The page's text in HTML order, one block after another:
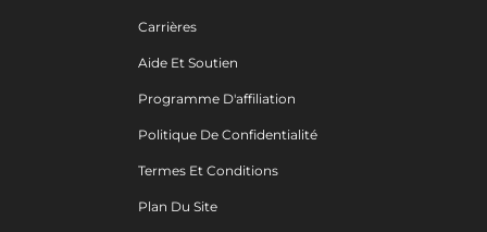
Carrières
Aide Et Soutien
Programme D'affiliation
Politique De Confidentialité
Termes Et Conditions
Plan Du Site